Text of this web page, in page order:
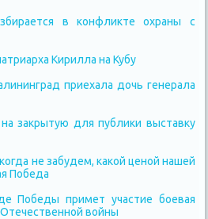
в конфликте охраны с
Кирилла на Кубу
приехала дочь генерала
закрытую для публики выставку
не забудем, какой ценой нашей
Победа
Победы примет участие боевая
войны